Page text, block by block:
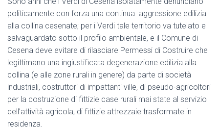
politicamente con forza una continua aggressione edilizia
alla collina cesenate; per i Verdi tale territorio va tutelato e
salvaguardato sotto il profilo ambientale, e il Comune di
Cesena deve evitare di rilasciare Permessi di Costruire che
legittimano una ingiustificata degenerazione edilizia alla
collina (e alle zone rurali in genere) da parte di società
industriali, costruttori di impattanti ville, di pseudo-agricoltori
per la costruzione di fittizie case rurali mai state al servizio
dell’attività agricola, di fittizie attrezzaie trasformate in
residenza.